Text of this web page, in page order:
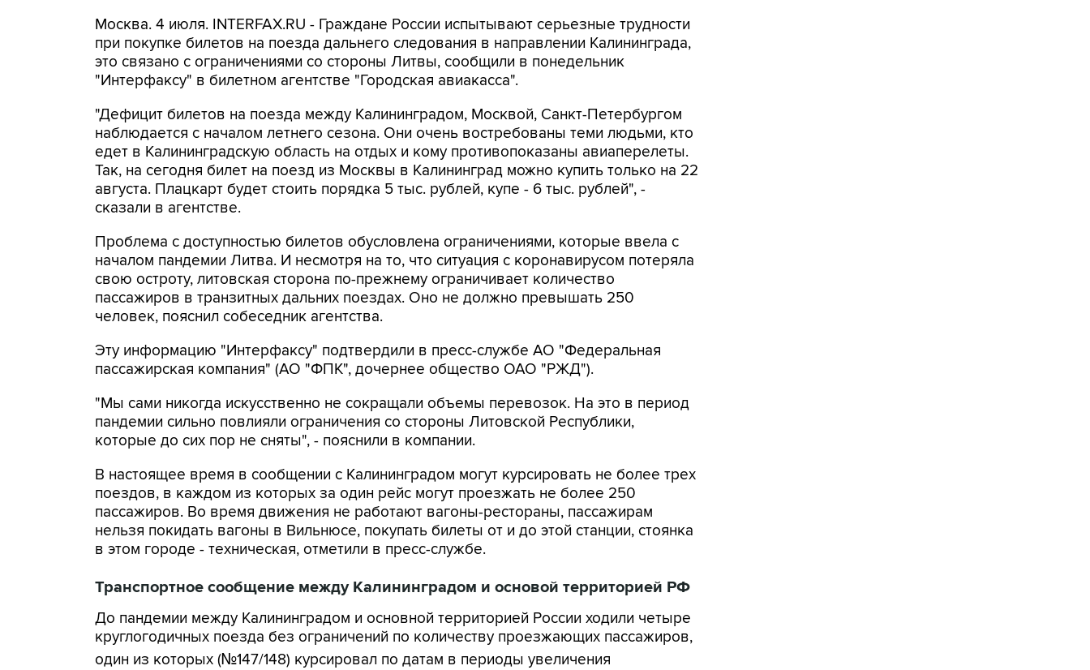
Москва. 4 июля. INTERFAX.RU - Граждане России испытывают серьезные трудности
при покупке билетов на поезда дальнего следования в направлении Калининграда,
это связано с ограничениями со стороны Литвы, сообщили в понедельник
"Интерфаксу" в билетном агентстве "Городская авиакасса".
"Дефицит билетов на поезда между Калининградом, Москвой, Санкт-Петербургом
наблюдается с началом летнего сезона. Они очень востребованы теми людьми, кто
едет в Калининградскую область на отдых и кому противопоказаны авиаперелеты.
Так, на сегодня билет на поезд из Москвы в Калининград можно купить только на 22
августа. Плацкарт будет стоить порядка 5 тыс. рублей, купе - 6 тыс. рублей", -
сказали в агентстве.
Проблема с доступностью билетов обусловлена ограничениями, которые ввела с
началом пандемии Литва. И несмотря на то, что ситуация с коронавирусом потеряла
свою остроту, литовская сторона по-прежнему ограничивает количество
пассажиров в транзитных дальних поездах. Оно не должно превышать 250
человек, пояснил собеседник агентства.
Эту информацию "Интерфаксу" подтвердили в пресс-службе АО "Федеральная
пассажирская компания" (АО "ФПК", дочернее общество ОАО "РЖД").
"Мы сами никогда искусственно не сокращали объемы перевозок. На это в период
пандемии сильно повлияли ограничения со стороны Литовской Республики,
которые до сих пор не сняты", - пояснили в компании.
В настоящее время в сообщении с Калининградом могут курсировать не более трех
поездов, в каждом из которых за один рейс могут проезжать не более 250
пассажиров. Во время движения не работают вагоны-рестораны, пассажирам
нельзя покидать вагоны в Вильнюсе, покупать билеты от и до этой станции, стоянка
в этом городе - техническая, отметили в пресс-службе.
Транспортное сообщение между Калининградом и основой территорией РФ
До пандемии между Калининградом и основной территорией России ходили четыре
круглогодичных поезда без ограничений по количеству проезжающих пассажиров,
один из которых (№147/148) курсировал по датам в периоды увеличения